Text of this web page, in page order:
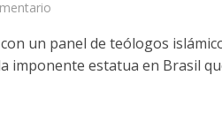
un panel de teólogos
imponente estatua en Brasil